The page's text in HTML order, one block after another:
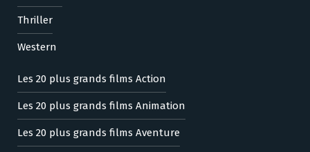
Thriller
Western
Les 20 plus grands films Action
Les 20 plus grands films Animation
Les 20 plus grands films Aventure